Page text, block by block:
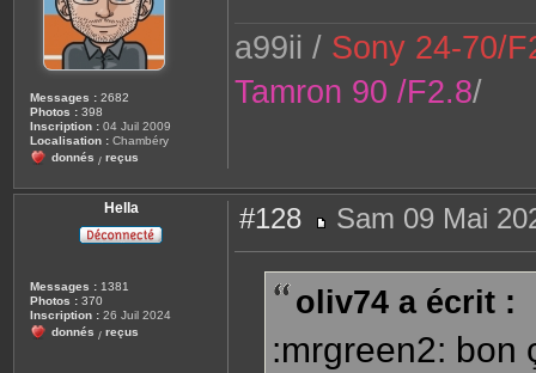
Messages : 2682
Photos : 398
Inscription : 04 Juil 2009
Localisation : Chambéry
donnés / reçus
a99ii / Sony 24-70/
Tamron 90 /F2.8/
Hella
Messages : 1381
Photos : 370
Inscription : 26 Juil 2024
donnés / reçus
#128
e
a
Sam 09 Mai
oliv74 a écrit :
:mrgreen2: bon